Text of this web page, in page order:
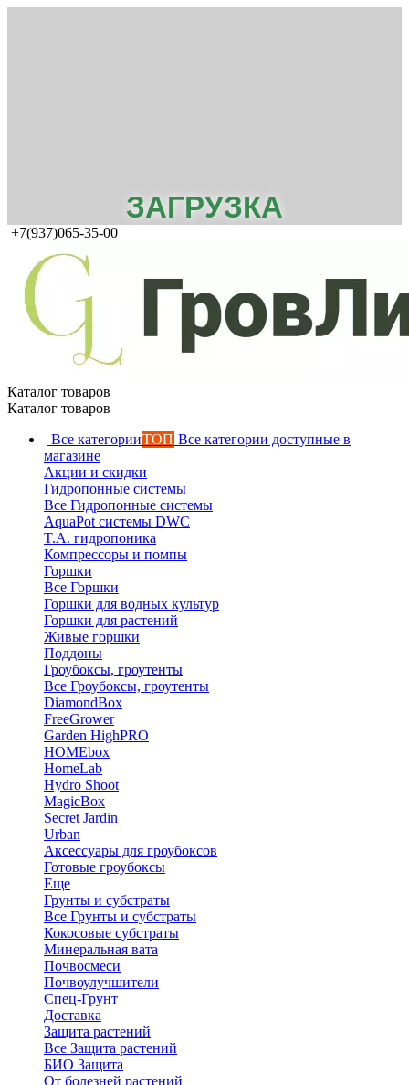
ЗАГРУЗКА
+7(937)065-35-00
Каталог товаров
Каталог товаров
Все категорииТОП Все категории доступные в
магазине
Акции и скидки
Гидропонные системы
Все Гидропонные системы
AquaPot системы DWC
T.A. гидропоника
Компрессоры и помпы
Горшки
Все Горшки
Горшки для водных культур
Горшки для растений
Живые горшки
Поддоны
Гроубоксы, гроутенты
Все Гроубоксы, гроутенты
DiamondBox
FreeGrower
Garden HighPRO
HOMEbox
HomeLab
Hydro Shoot
MagicBox
Secret Jardin
Urban
Аксессуары для гроубоксов
Готовые гроубоксы
Еще
Грунты и субстраты
Все Грунты и субстраты
Кокосовые субстраты
Минеральная вата
Почвосмеси
Почвоулучшители
Спец-Грунт
Доставка
Защита растений
Все Защита растений
БИО Защита
От болезней растений